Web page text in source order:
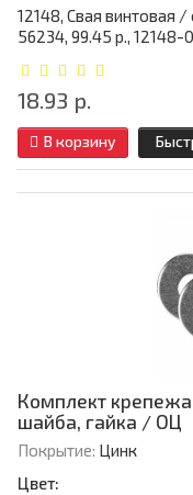
12148, Свая винтовая
56234, 99.45 р.,
18.93 р.
В корзину
Комплект
шайба, гайка / ОЦ
Покрытие: Цинк
Цвет: